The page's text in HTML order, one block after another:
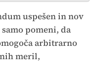
uspešen in nov
pomeni, da
arbitrarno
meril,